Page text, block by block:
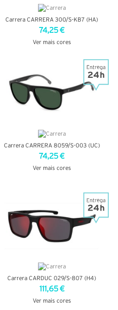
Carrera CARRERA 300/S-KB7 (HA)
74,25 €
Ver mais cores
Carrera CARRERA 8059/S-003 (UC)
74,25 €
Ver mais cores
Carrera CARDUC 029/S-807 (H4)
111,65 €
Ver mais cores